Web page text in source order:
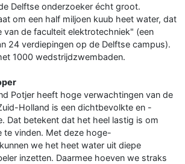
Delftse onderzoeker écht groot.
om een half miljoen kuub heet water, dat
van de faculteit elektrotechniek" (een
24 verdiepingen op de Delftse campus).
1000 wedstrijdzwembaden.
Potjer heeft hoge verwachtingen van de
Holland is een dichtbevolkte en -
Dat betekent dat het heel lastig is om
te vinden. Met deze hoge-
we het heet water uit diepe
inzetten. Daarmee hoeven we straks